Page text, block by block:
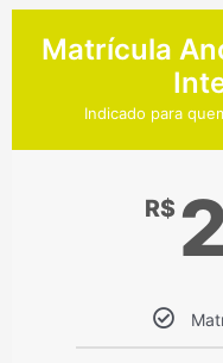
Matrícula
Indicado para
R$